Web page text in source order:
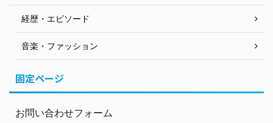
経歴・エピソード
音楽・ファッション
固定ページ
お問い合わせフォーム